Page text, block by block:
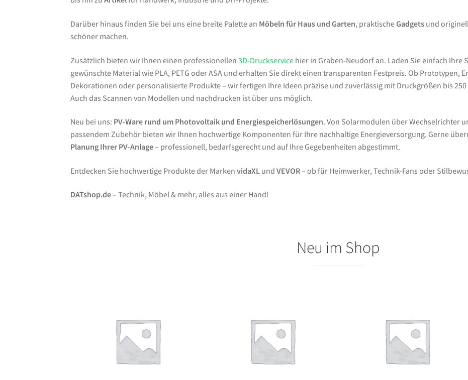
Darüber hinaus finden Sie bei uns eine breite Palette an Möbeln für Haus und Garten, praktischeGadgets und
schöner machen.
Zusätzlich bieten wir Ihnen einen professionellen3D-Druckservice hier in Graben-Neudorf an. Laden Sie einfach Ihre
gewünschte Material wie PLA, PETG oder ASA und erhalten Sie direkt einen transparenten Festpreis. Ob Prototypen,
Dekorationen oder personalisierte Produkte – wir fertigen Ihre Ideen präzise und zuverlässig mit Druckgrößen bis 250
Auch das Scannen von Modellen und nachdrucken ist über uns möglich.
Neu bei uns: PV-Ware rund um Photovoltaik und Energiespeicherlösungen. Von Solarmodulen über Wechselrichter
passendem Zubehör bieten wir Ihnen hochwertige Komponenten für Ihre nachhaltige Energieversorgung. Gerne
Planung Ihrer PV-Anlage– professionell, bedarfsgerecht und auf Ihre Gegebenheiten abgestimmt.
Entdecken Sie hochwertige Produkte der MarkenvidaXL undVEVOR– ob für Heimwerker, Technik-Fans oder
DATshop.de– Technik, Möbel & mehr, alles aus einer Hand!
Neu im Shop